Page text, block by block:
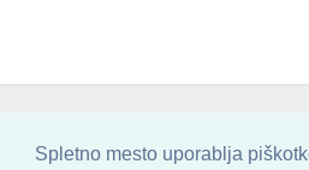
Spletno mesto uporablja